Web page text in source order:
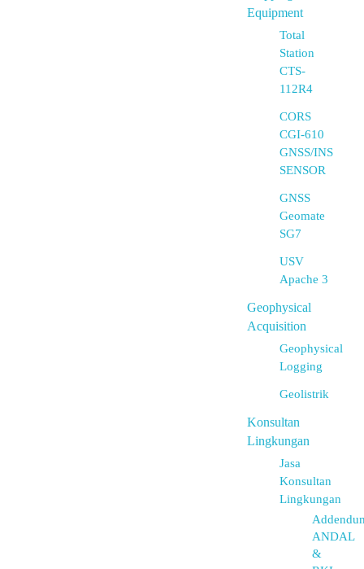
Equipment
Total
Station
CTS-
112R4
CORS
CGI-610
GNSS/INS
SENSOR
GNSS
Geomate
SG7
USV
Apache 3
Geophysical
Acquisition
Geophysical
Logging
Geolistrik
Konsultan
Lingkungan
Jasa
Konsultan
Lingkungan
ANDAL
&